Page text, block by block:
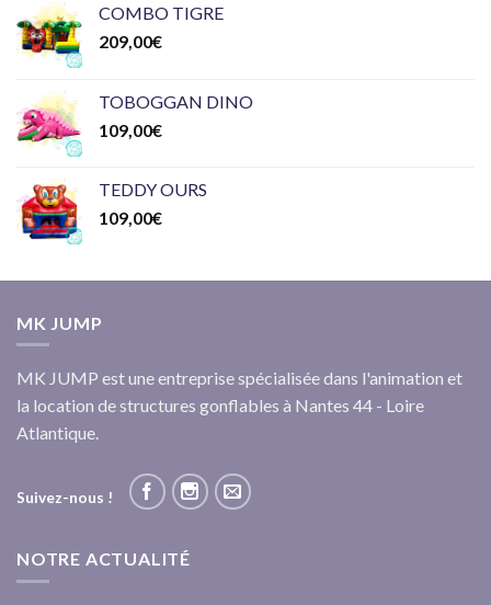
COMBO TIGRE
209,00€
TOBOGGAN DINO
109,00€
TEDDY OURS
109,00€
MK JUMP
MK JUMP est une entreprise spécialisée dans l'animation et
la location de structures gonflables à Nantes 44 - Loire
Atlantique.
Suivez-nous !
NOTRE ACTUALITÉ